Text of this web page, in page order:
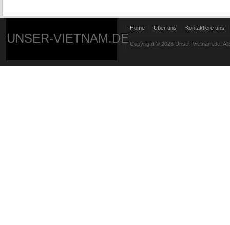
UNSER-VIETNAM.DE
Home Über uns Kontaktiere uns
Copyright © 2026 Unser-Vietnam.de.